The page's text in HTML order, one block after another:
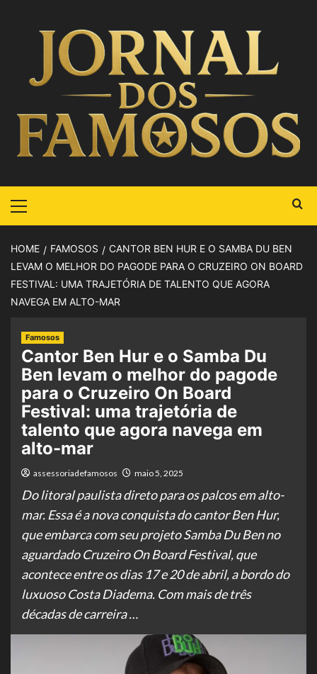
HOME FAMOSOS
CANTOR BEN HUR E O SAMBA DU BEN
LEVAM O MELHOR DO PAGODE PARA O CRUZEIRO ON BOARD
FESTIVAL: UMA TRAJETÓRIA DE TALENTO QUE AGORA
NAVEGA EM ALTO-MAR
Famosos
Cantor Ben Hur e o Samba Du
Ben levam o melhor do pagode
para o Cruzeiro On Board
Festival: uma trajetória de
talento que agora navega em
alto-mar
assessoriadefamosos maio 5, 2025
Do litoral paulista direto para os palcos em alto-
mar. Essa é a nova conquista do cantor Ben Hur,
que embarca com seu projeto Samba Du Ben no
aguardado Cruzeiro On Board Festival, que
acontece entre os dias 17 e 20 de abril, a bordo do
luxuoso Costa Diadema. Com mais de três
décadas de carreira …